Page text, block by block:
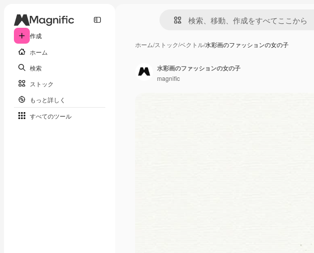
作成
ホーム
検索
ストック
もっと詳しく
すべてのツール
ホーム/ストック/ベクトル/水彩画のファッションの女の子
水彩画のファッションの女の子
magnific